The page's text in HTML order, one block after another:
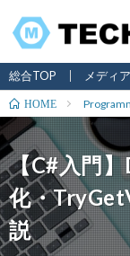
総合TOP メディ
HOME
【C#入門
化・
説